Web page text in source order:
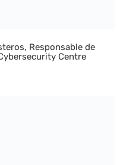
Responsable de
Centre